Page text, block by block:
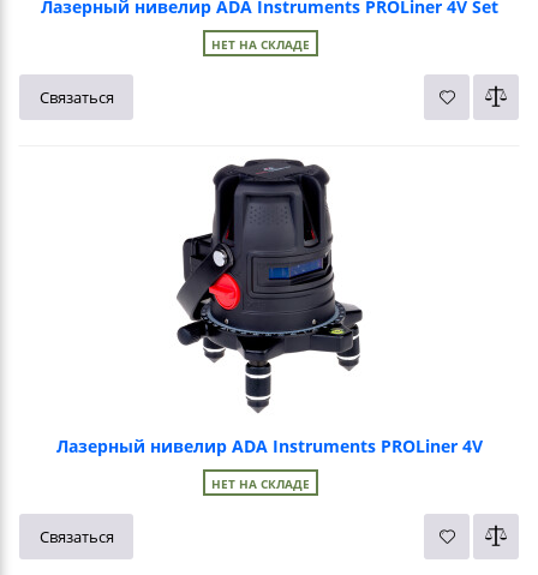
Лазерный нивелир ADA Instruments PROLiner 4V Set
НЕТ НА СКЛАДЕ
Связаться
Лазерный нивелир ADA Instruments PROLiner 4V
НЕТ НА СКЛАДЕ
Связаться